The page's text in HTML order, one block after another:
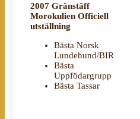
2007 Gränstäff
Morokulien Officiell
utställning
Bästa Norsk
Lundehund/BIR
Bästa
Uppfödargrupp
Bästa Tassar